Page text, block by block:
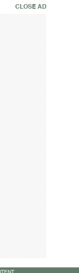
CLOSE AD